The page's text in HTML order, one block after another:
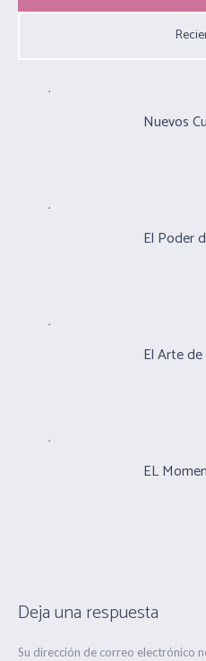
Nuevos
El Poder
El Arte
EL
Deja una respuesta
Su dirección de correo electrónico